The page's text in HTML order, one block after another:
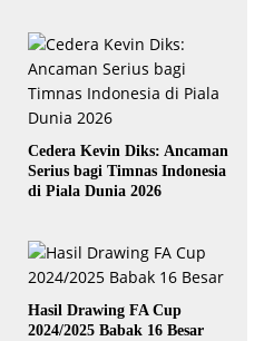
Cedera Kevin Diks: Ancaman
Serius bagi Timnas Indonesia
di Piala Dunia 2026
Hasil Drawing FA Cup
2024/2025 Babak 16 Besar